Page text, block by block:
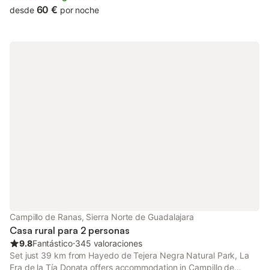
desde 60 € por noche
Campillo de Ranas, Sierra Norte de Guadalajara
Casa rural para 2 personas
9.8Fantástico⋅345 valoraciones
Set just 39 km from Hayedo de Tejera Negra Natural Park, La
Era de la Tía Donata offers accommodation in Campillo de